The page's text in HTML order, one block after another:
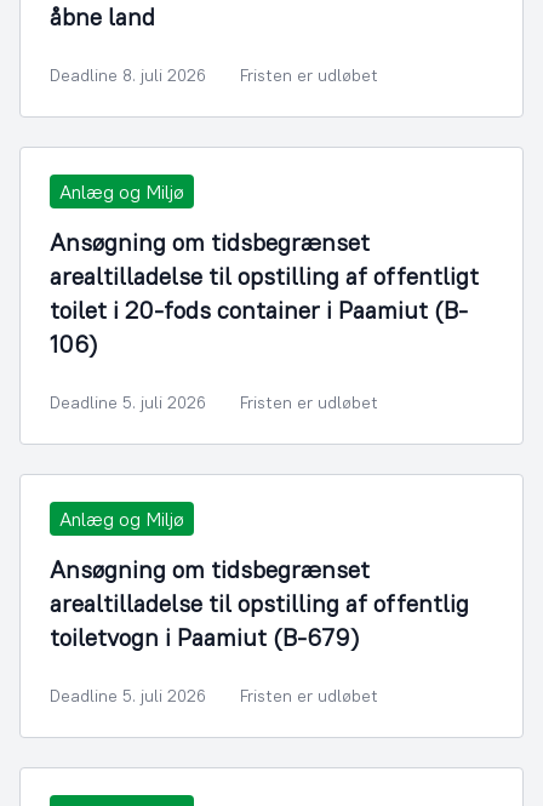
åbne land
Deadline 8. juli 2026 Fristen er udløbet
Anlæg og Miljø
Ansøgning om tidsbegrænset
arealtilladelse til opstilling af offentligt
toilet i 20-fods container i Paamiut (B-
106)
Deadline 5. juli 2026 Fristen er udløbet
Anlæg og Miljø
Ansøgning om tidsbegrænset
arealtilladelse til opstilling af offentlig
toiletvogn i Paamiut (B-679)
Deadline 5. juli 2026 Fristen er udløbet